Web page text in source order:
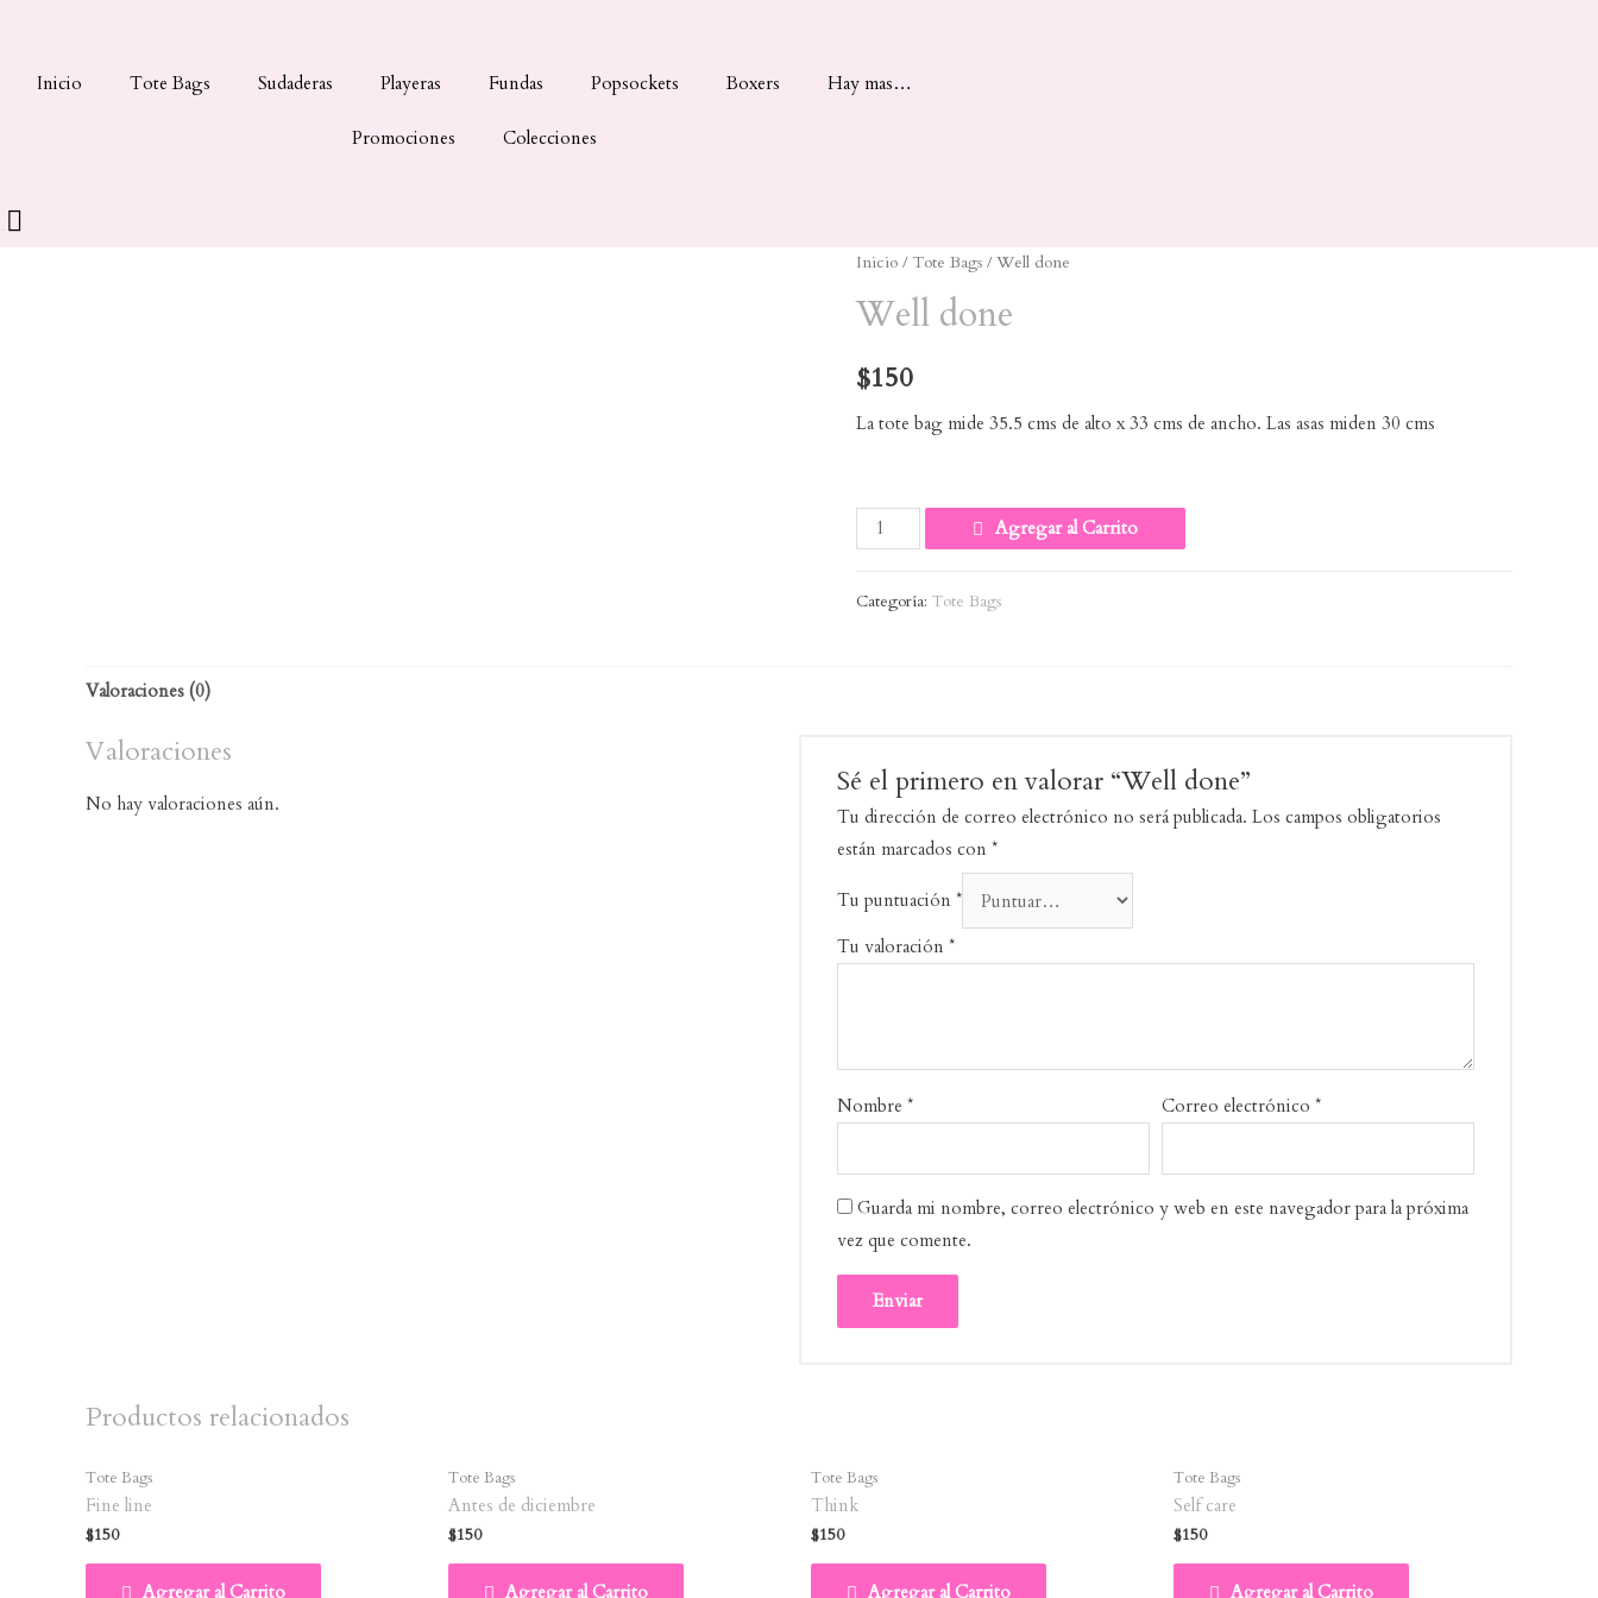
Inicio Tote Bags Sudaderas Playeras Fundas Popsockets Boxers Hay mas…
Promociones Colecciones
Inicio / Tote Bags / Well done
Well done
$150
La tote bag mide 35.5 cms de alto x 33 cms de ancho. Las asas miden 30 cms
Well
done
Agregar al Carrito
Categoría: Tote Bags
Valoraciones (0)
Valoraciones
No hay valoraciones aún.
Sé el primero en valorar “Well done”
Tu dirección de correo electrónico no será publicada. Los campos obligatorios
están marcados con *
Tu puntuación *
Tu valoración *
Nombre * Correo electrónico*
Guarda mi nombre, correo electrónico y web en este navegador para la próxima
vez que comente.
Productos relacionados
Tote Bags
Fine line
$150
Agregar al Carrito
Tote Bags
Antes de diciembre
$150
Agregar al Carrito
Tote Bags
Think
$150
Agregar al Carrito
Tote Bags
Self care
$150
Agregar al Carrito